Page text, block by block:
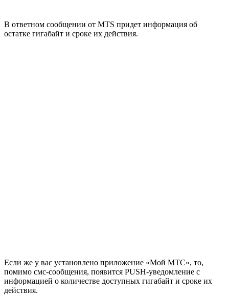
В ответном сообщении от MTS придет информация об
остатке гигабайт и сроке их действия.
Если же у вас установлено приложение «Мой МТС», то,
помимо смс-сообщения, появится PUSH-уведомление с
информацией о количестве доступных гигабайт и сроке их
действия.